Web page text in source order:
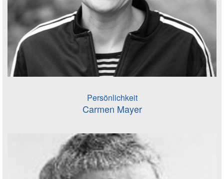
Persönlichkeit
Carmen Mayer